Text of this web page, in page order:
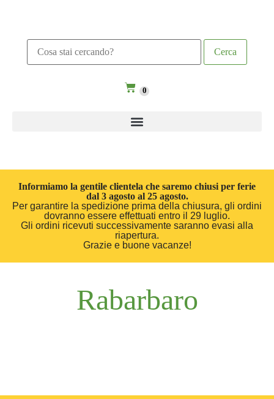
0
Informiamo la gentile clientela che saremo chiusi per ferie
dal 3 agosto al 25 agosto.
Per garantire la spedizione prima della chiusura, gli ordini
dovranno essere effettuati entro il 29 luglio.
Gli ordini ricevuti successivamente saranno evasi alla
riapertura.
Grazie e buone vacanze!
Rabarbaro